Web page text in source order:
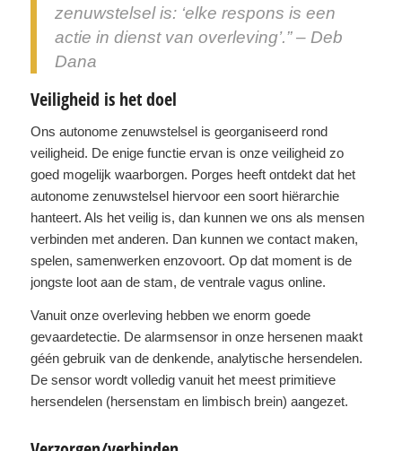
zenuwstelsel is: ‘elke respons is een
actie in dienst van overleving’.” – Deb
Dana
Veiligheid is het doel
Ons autonome zenuwstelsel is georganiseerd rond
veiligheid. De enige functie ervan is onze veiligheid zo
goed mogelijk waarborgen. Porges heeft ontdekt dat het
autonome zenuwstelsel hiervoor een soort hiërarchie
hanteert. Als het veilig is, dan kunnen we ons als mensen
verbinden met anderen. Dan kunnen we contact maken,
spelen, samenwerken enzovoort. Op dat moment is de
jongste loot aan de stam, de ventrale vagus online.
Vanuit onze overleving hebben we enorm goede
gevaardetectie. De alarmsensor in onze hersenen maakt
géén gebruik van de denkende, analytische hersendelen.
De sensor wordt volledig vanuit het meest primitieve
hersendelen (hersenstam en limbisch brein) aangezet.